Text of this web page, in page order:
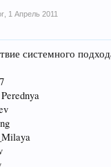
1 Апрель 2011
системного